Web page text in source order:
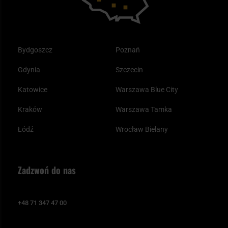
Bydgoszcz
Gdynia
Katowice
Kraków
Łódź
Poznań
Szczecin
Warszawa Blue City
Warszawa Tamka
Wrocław Bielany
Zadzwoń do nas
+48 71 347 47 00